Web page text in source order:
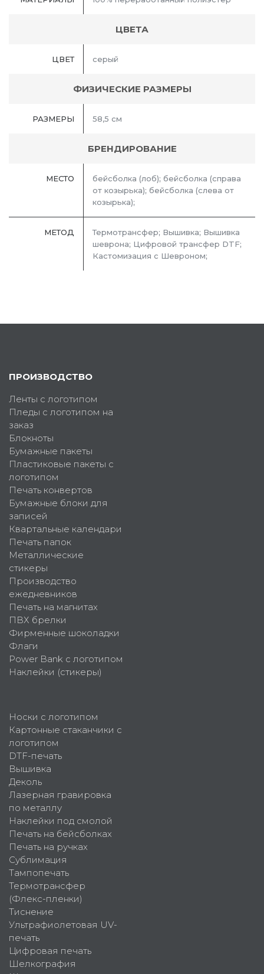
ЦВЕТА
ЦВЕТ серый
ФИЗИЧЕСКИЕ РАЗМЕРЫ
РАЗМЕРЫ 58,5 см
БРЕНДИРОВАНИЕ
МЕСТО
бейсболка (лоб); бейсболка (справа
от козырька); бейсболка (слева от
козырька);
МЕТОД
Термотрансфер; Вышивка; Вышивка
шеврона; Цифровой трансфер DTF;
Кастомизация с Шевроном;
ПРОИЗВОДСТВО
Ленты с логотипом
Пледы с логотипом на
заказ
Блокноты
Бумажные пакеты
Пластиковые пакеты с
логотипом
Печать конвертов
Бумажные блоки для
записей
Квартальные календари
Печать папок
Металлические
стикеры
Производство
ежедневников
Печать на магнитах
ПВХ брелки
Фирменные шоколадки
Флаги
Power Bank с логотипом
Наклейки (стикеры)
Носки с логотипом
Картонные стаканчики с
логотипом
DTF-печать
Вышивка
Деколь
Лазерная гравировка
по металлу
Наклейки под смолой
Печать на бейсболках
Печать на ручках
Сублимация
Тампопечать
Термотрансфер
(Флекс-пленки)
Тиснение
Ультрафиолетовая UV-
печать
Цифровая печать
Шелкография